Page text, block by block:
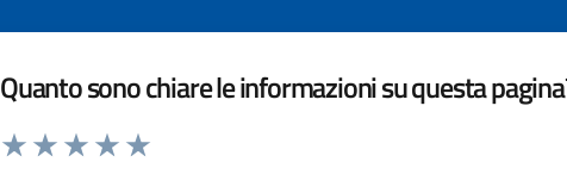
Quanto sono chiare le informazioni su questa
Valuta da 1 a 5 stelle la pagina